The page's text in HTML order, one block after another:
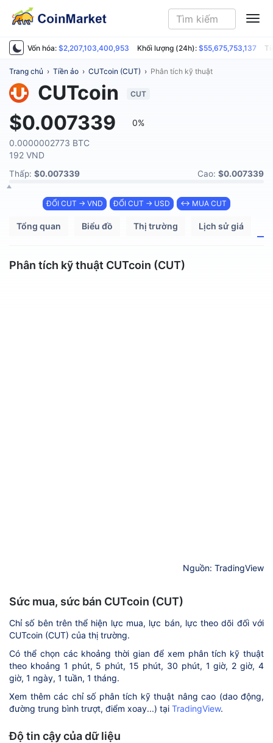
Vốn hóa: $2,207,103,400,953 Khối lượng (24h): $55,675,753,137
Trang chủ › Tiền ảo › CUTcoin (CUT) › Phân tích kỹ thuật
CUTcoin CUT
$0.007339
0%
0.0000002773 BTC
192 VND
Thấp: $0.007339 Cao: $0.007339
ĐỔI CUT → VND ĐỔI CUT → USD ↔ MUA CUT
Tổng quan Biểu đồ Thị trường Lịch sử giá
Phân tích kỹ thuật CUTcoin (CUT)
Nguồn: TradingView
Sức mua, sức bán CUTcoin (CUT)
Chỉ số bên trên thể hiện lực mua, lực bán, lực theo dõi đối với
CUTcoin (CUT) của thị trường.
Có thể chọn các khoảng thời gian để xem phân tích kỹ thuật
theo khoảng 1 phút, 5 phút, 15 phút, 30 phút, 1 giờ, 2 giờ, 4
giờ, 1 ngày, 1 tuần, 1 tháng.
Xem thêm các chỉ số phân tích kỹ thuật nâng cao (dao động,
đường trung bình trượt, điểm xoay...) tại TradingView.
Độ tin cậy của dữ liệu